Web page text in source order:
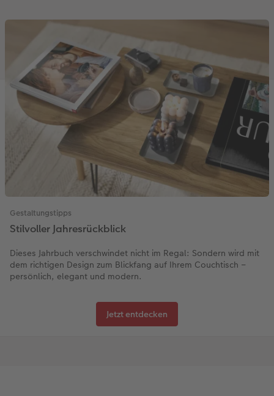
Gestaltungstipps
Stilvoller Jahresrückblick
Dieses Jahrbuch verschwindet nicht im Regal: Sondern wird mit
dem richtigen Design zum Blickfang auf Ihrem Couchtisch –
persönlich, elegant und modern.
Jetzt entdecken